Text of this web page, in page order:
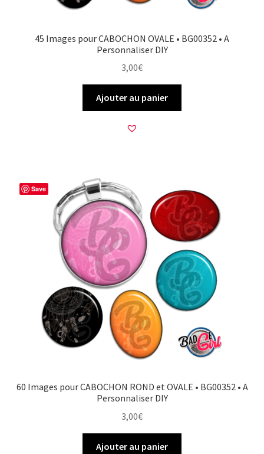
45 Images pour CABOCHON OVALE • BG00352 • A
Personnaliser DIY
3,00€
Ajouter au panier
Save
60 Images pour CABOCHON ROND et OVALE • BG00352 • A
Personnaliser DIY
3,00€
Ajouter au panier